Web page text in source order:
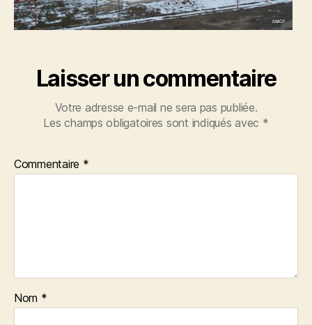
Laisser un commentaire
Votre adresse e-mail ne sera pas publiée.
Les champs obligatoires sont indiqués avec *
Commentaire *
Nom *